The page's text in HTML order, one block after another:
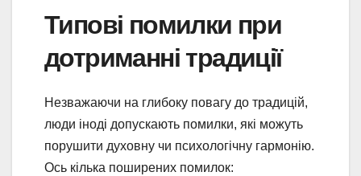
Типові помилки при
дотриманні традиції
Незважаючи на глибоку повагу до традицій,
люди іноді допускають помилки, які можуть
порушити духовну чи психологічну гармонію.
Ось кілька поширених помилок: